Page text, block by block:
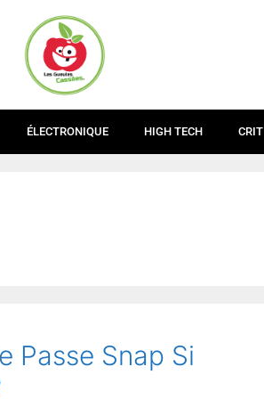
ÉLECTRONIQUE HIGH TECH
Passe Snap Si